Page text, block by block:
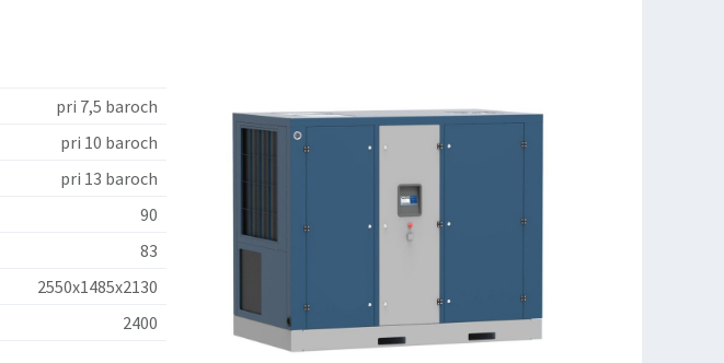
pri 7,5 baroch
pri 10 baroch
pri 13 baroch
90
83
2550x1485x2130
2400